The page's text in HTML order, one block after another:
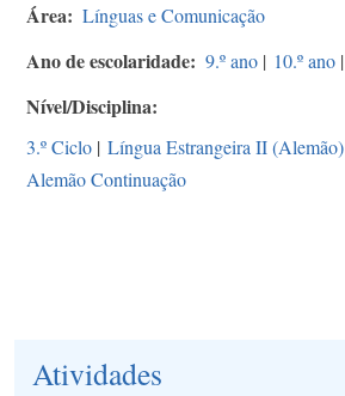
Área Línguas e Comunicação
Ano de escolaridade 9.º ano | 10.º ano |
Nível/Disciplina
3.º Ciclo | Língua Estrangeira II (Alemão)
Alemão Continuação
Atividades